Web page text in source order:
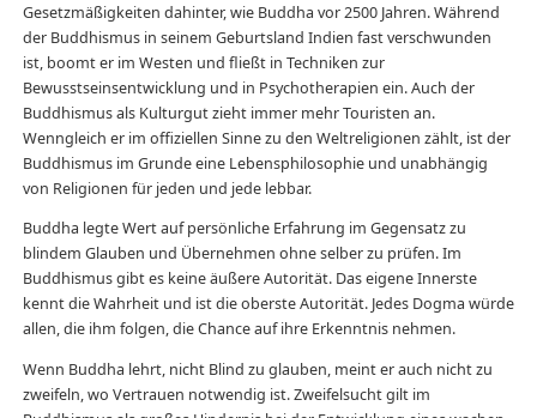
Gesetzmäßigkeiten dahinter, wie Buddha vor 2500 Jahren. Während
der Buddhismus in seinem Geburtsland Indien fast verschwunden
ist, boomt er im Westen und fließt in Techniken zur
Bewusstseinsentwicklung und in Psychotherapien ein. Auch der
Buddhismus als Kulturgut zieht immer mehr Touristen an.
Wenngleich er im offiziellen Sinne zu den Weltreligionen zählt, ist der
Buddhismus im Grunde eine Lebensphilosophie und unabhängig
von Religionen für jeden und jede lebbar.
Buddha legte Wert auf persönliche Erfahrung im Gegensatz zu
blindem Glauben und Übernehmen ohne selber zu prüfen. Im
Buddhismus gibt es keine äußere Autorität. Das eigene Innerste
kennt die Wahrheit und ist die oberste Autorität. Jedes Dogma würde
allen, die ihm folgen, die Chance auf ihre Erkenntnis nehmen.
Wenn Buddha lehrt, nicht Blind zu glauben, meint er auch nicht zu
zweifeln, wo Vertrauen notwendig ist. Zweifelsucht gilt im